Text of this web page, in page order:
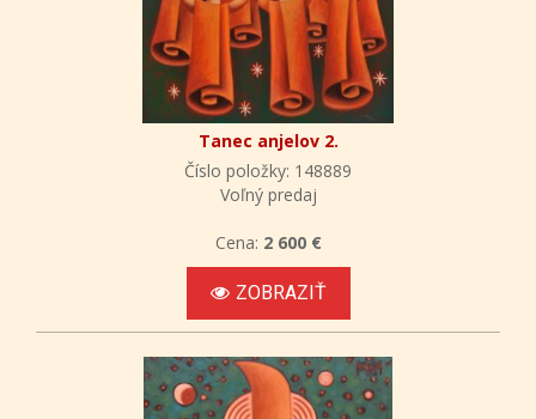
Tanec anjelov 2.
Číslo položky: 148889
Voľný predaj
Cena: 2 600 €
ZOBRAZIŤ